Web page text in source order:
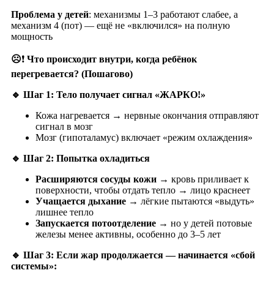
Проблема у детей: механизмы 1–3 работают слабее, а
механизм 4 (пот) — ещё не «включился» на полную
мощность
☹️❗️ Что происходит внутри, когда ребёнок
перегревается? (Пошагово)
🔹 Шаг 1: Тело получает сигнал «ЖАРКО!»
Кожа нагревается → нервные окончания отправляют
сигнал в мозг
Мозг (гипоталамус) включает «режим охлаждения»
🔹 Шаг 2: Попытка охладиться
Расширяются сосуды кожи → кровь приливает к
поверхности, чтобы отдать тепло → лицо краснеет
Учащается дыхание → лёгкие пытаются «выдуть»
лишнее тепло
Запускается потоотделение → но у детей потовые
железы менее активны, особенно до 3–5 лет
🔹 Шаг 3: Если жар продолжается — начинается «сбой
системы»: